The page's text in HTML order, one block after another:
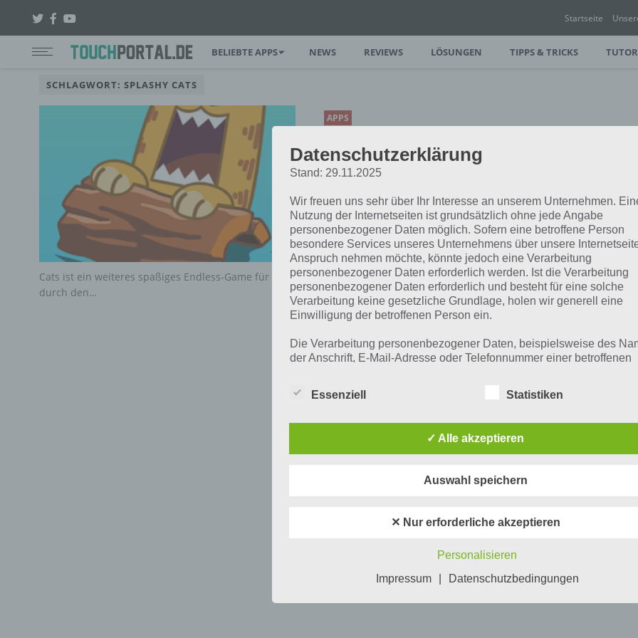
Startseite
BELIEBTE APPS NEWS REVIEWS LÖSUNGEN TIPPS & TRICKS
SCHLAGWORT: SPLASHY CATS
APPS
SPLASHY CATS: ZIGZAG
SPIELE APP FÜR ANDROID
UND IOS
PAUL STELZER -25. JUNI 2016
[caption id="attachment_24812"
align="alignright" width="150"] Splashy
Cats von Artik Games[/caption] Splashy
Cats ist ein weiteres spaßiges Endless-Game für Android und iOS. In diesem müsst ihr ZigZag
durch den…
Datenschutzerklärung
Stand: 29.11.2025
Wir freuen uns sehr über Ihr Interesse an unserem Unternehmen.
Nutzung der Internetseiten ist grundsätzlich ohne jede Angabe
personenbezogener Daten möglich. Sofern eine betroffene Person
besondere Services unseres Unternehmens über unsere
Anspruch nehmen möchte, könnte jedoch eine Verarbeitung
personenbezogener Daten erforderlich werden. Ist die Verarbeitung
personenbezogener Daten erforderlich und besteht für eine solche
Verarbeitung keine gesetzliche Grundlage, holen wir generell eine
Einwilligung der betroffenen Person ein.
Die Verarbeitung personenbezogener Daten, beispielsweise des
der Anschrift, E-Mail-Adresse oder Telefonnummer einer betroffenen
Datenschutzbestimmungen. Mittels dieser Datenschutzerklärung
informieren. Ferner werden betroffene Personen mittels dieser
Datenschutzerklärung über die ihnen zustehenden Rechte
Wir haben als für die Verarbeitung Verantwortlicher zahlreiche
personenbezogenen Daten sicherzustellen. Dennoch können
aufweisen, sodass ein absoluter Schutz nicht gewährleistet werden
Aus diesem Grund steht es jeder betroffenen Person frei,
personenbezogene Daten auch auf alternativen Wegen,
Essenziell Statistiken
✓ Alle akzeptieren
Auswahl speichern
✕ Nur erforderliche akzeptieren
Personalisieren
Impressum
Datenschutzbedingungen